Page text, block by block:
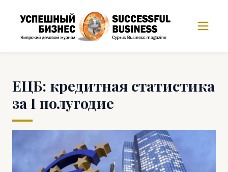
ЕЦБ: кредитная статистика
за I полугодие